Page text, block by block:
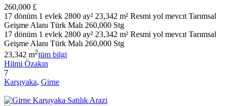
260,000 £
17 dönüm 1 evlek 2800 ay² 23,342 m² Resmi yol mevcıt Tarımsal
Geişme Alanı Türk Malı 260,000 Stg
17 dönüm 1 evlek 2800 ay² 23,342 m² Resmi yol mevcıt Tarımsal
Geişme Alanı Türk Malı 260,000 Stg
23,342 m2tüm bilgi
Hilmi Özakın
7
Karşıyaka, Girne